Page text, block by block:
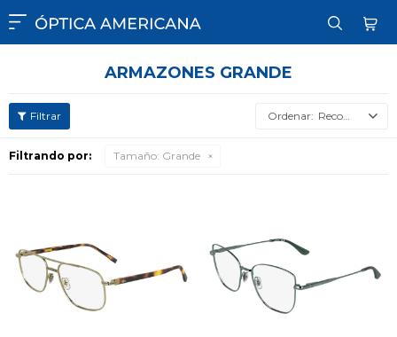

ARMAZONES GRANDE
Recomendados
Filtrando por: Tamaño: Grande